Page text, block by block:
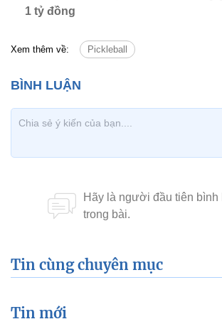
1 tỷ đồng
Xem thêm về: Pickleball
Tin cùng chuyên mục
Tin mới